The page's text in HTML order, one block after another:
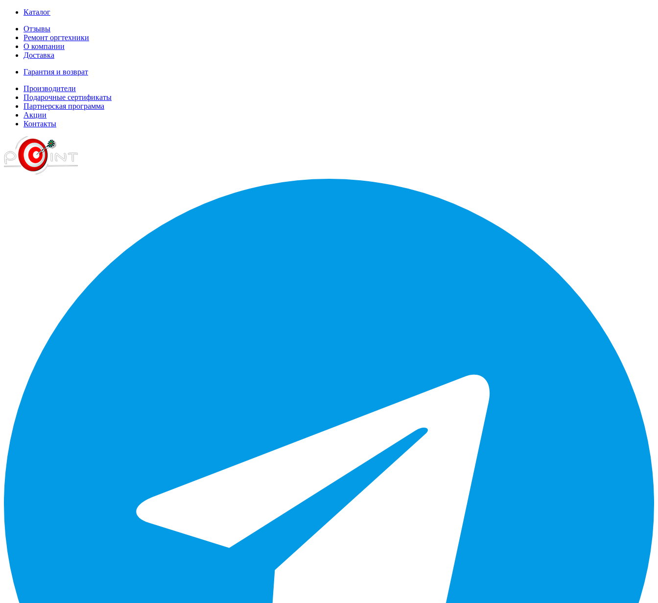
Каталог
Отзывы
Ремонт оргтехники
О компании
Доставка
Гарантия и возврат
Производители
Подарочные сертификаты
Партнерская программа
Акции
Контакты